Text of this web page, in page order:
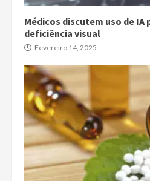
Médicos discutem uso de IA
deficiência visual
Fevereiro 14, 2025